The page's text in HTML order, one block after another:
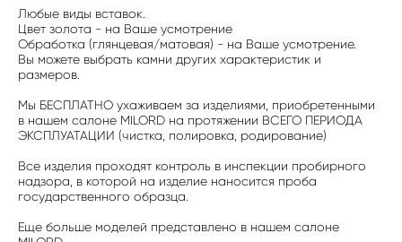
Любые виды вставок.
Цвет золота - на Ваше усмотрение
Обработка (глянцевая/матовая) - на Ваше усмотрение.
Вы можете выбрать камни других характеристик и
размеров.
Мы БЕСПЛАТНО ухаживаем за изделиями, приобретенными
в нашем салоне MILORD на протяжении ВСЕГО ПЕРИОДА
ЭКСПЛУАТАЦИИ (чистка, полировка, родирование)
Все изделия проходят контроль в инспекции пробирного
надзора, в которой на изделие наносится проба
государственного образца.
Еще больше моделей представлено в нашем салоне